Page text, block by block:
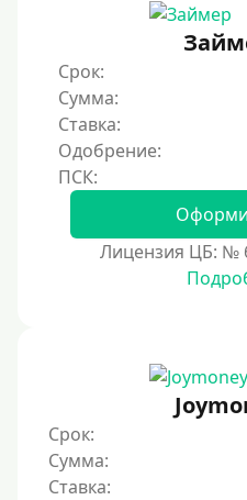
Срок:
Сумма:
Ставка:
Одобрение:
Лицензия ЦБ: №
Срок:
Сумма:
Ставка: